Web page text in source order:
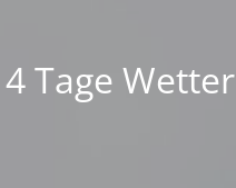
Tage Wetter